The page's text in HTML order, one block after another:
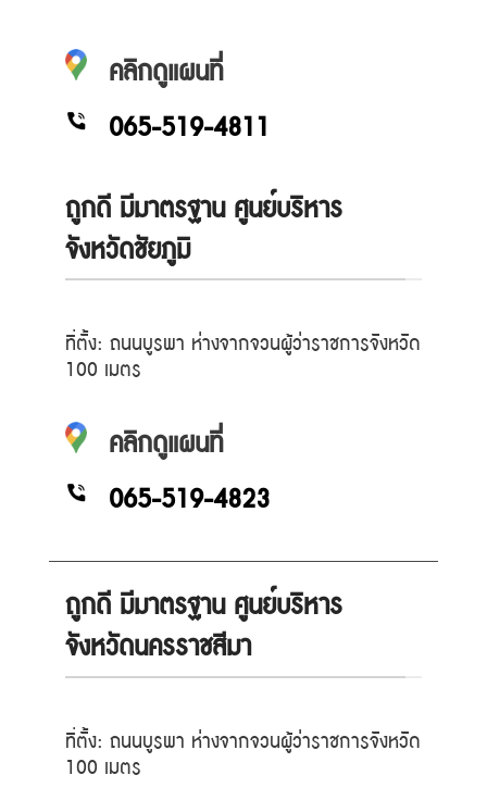
คลิกดูแผนที่
065-519-4811
ถูกดี มีมาตรฐาน ศูนย์บริหาร
จังหวัดชัยภูมิ
ที่ตั้ง: ถนนบูรพา ห่างจากจวนผู้ว่าราชการจังหวัด
100 เมตร
คลิกดูแผนที่
065-519-4823
ถูกดี มีมาตรฐาน ศูนย์บริหาร
จังหวัดนครราชสีมา
ที่ตั้ง: ถนนบูรพา ห่างจากจวนผู้ว่าราชการจังหวัด
100 เมตร